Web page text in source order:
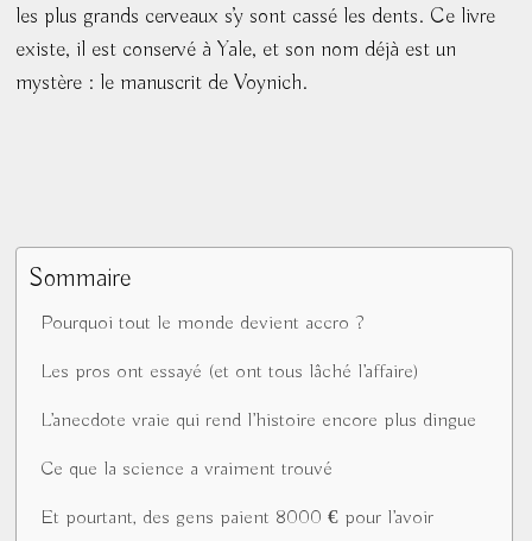
les plus grands cerveaux s’y sont cassé les dents. Ce livre
existe, il est conservé à Yale, et son nom déjà est un
mystère : le manuscrit de Voynich.
Sommaire
Pourquoi tout le monde devient accro ?
Les pros ont essayé (et ont tous lâché l’affaire)
L’anecdote vraie qui rend l’histoire encore plus dingue
Ce que la science a vraiment trouvé
Et pourtant, des gens paient 8000 € pour l’avoir